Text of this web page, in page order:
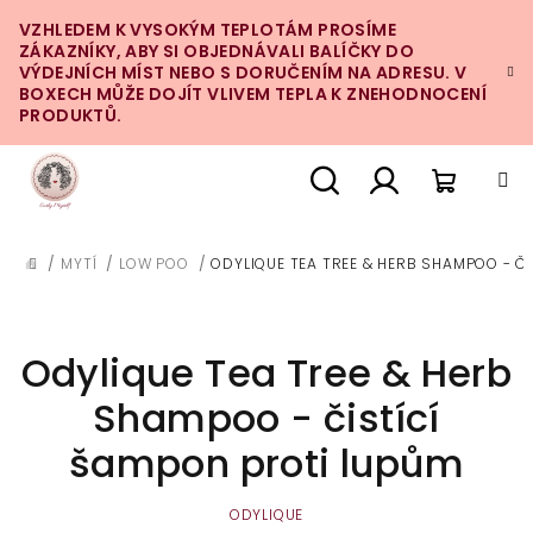
na
obsah
VZHLEDEM K VYSOKÝM TEPLOTÁM PROSÍME
ZÁKAZNÍKY, ABY SI OBJEDNÁVALI BALÍČKY DO
VÝDEJNÍCH MÍST NEBO S DORUČENÍM NA ADRESU. V
BOXECH MŮŽE DOJÍT VLIVEM TEPLA K ZNEHODNOCENÍ
PRODUKTŮ.
DOMŮ
/ MYTÍ / LOW POO / ODYLIQUE TEA TREE & HERB SHAMPOO -
Odylique Tea Tree & Herb
Shampoo - čistící
šampon proti lupům
ODYLIQUE